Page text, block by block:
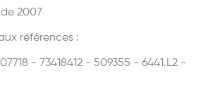
2007
références :
- 73418412 - 509355 - 6441.L2 -